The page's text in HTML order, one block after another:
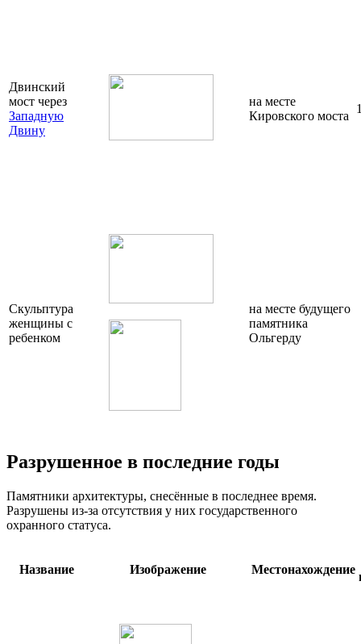
Двинский
мост через
Западную
Двину
на месте
Кировского моста
Скульптура
женщины с
ребенком
на месте будущего
памятника
Ольгерду
Разрушенное в последние годы
Памятники архитектуры, снесённые в последнее время.
Разрушены из-за отсутствия у них государственного
охранного статуса.
Название Изображение Местонахождение